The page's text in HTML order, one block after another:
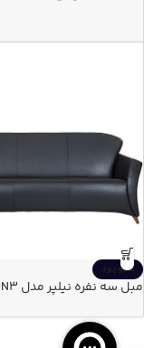
ناموجود
مبل سه نفره نیلپر مدل OSS726N3
بیشتر بخوانید